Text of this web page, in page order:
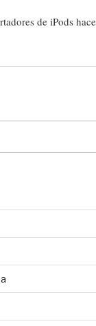
de iPods